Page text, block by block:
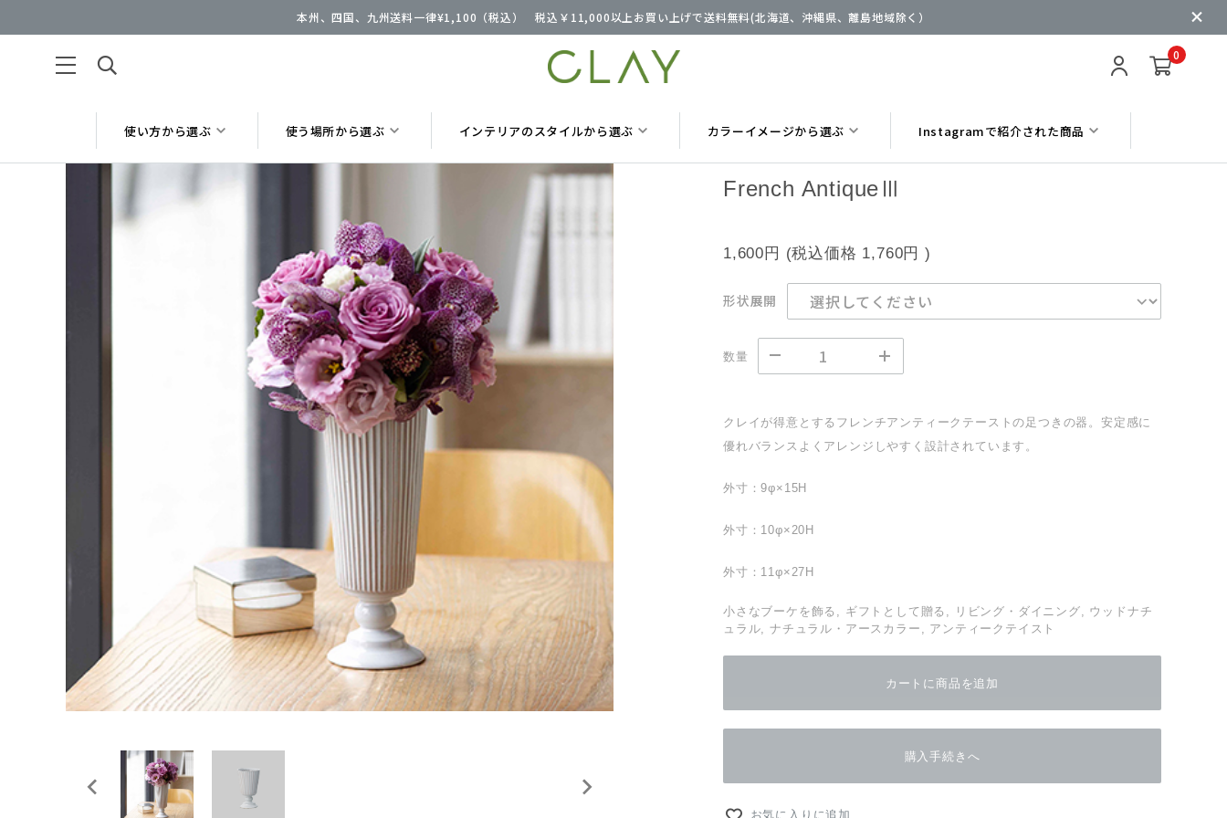
本州、四国、九州送料一律¥1,100（税込） 税込￥11,000以上お買い上げで送料無料(北海道、沖縄県、離島地域除く）
0
使い方から選ぶ 使う場所から選ぶ インテリアのスタイルから選ぶ カラーイメージから選ぶ Instagramで紹介された商品
French AntiqueⅢ
1,600円 (税込価格 1,760円 )
形状展開
数量
クレイが得意とするフレンチアンティークテーストの足つきの器。安定感に
優れバランスよくアレンジしやすく設計されています。
外寸：9φ×15H
外寸：10φ×20H
外寸：11φ×27H
小さなブーケを飾る, ギフトとして贈る, リビング・ダイニング, ウッドナチ
ュラル, ナチュラル・アースカラー, アンティークテイスト
カートに商品を追加
購入手続きへ
お気に入りに追加